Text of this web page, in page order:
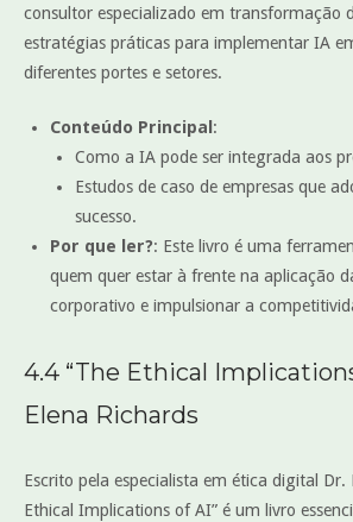
consultor especializado em transformação
estratégias práticas para implementar IA
diferentes portes e setores.
Conteúdo Principal :
Como a IA pode ser integrada aos
Estudos de caso de empresas que
sucesso.
Por que ler?: Este livro é uma
quem quer estar à frente na aplicação
corporativo e impulsionar a
4.4 “The Ethical
Elena Richards
Escrito pela especialista em ética digital Dr.
Ethical Implications of AI” é um livro